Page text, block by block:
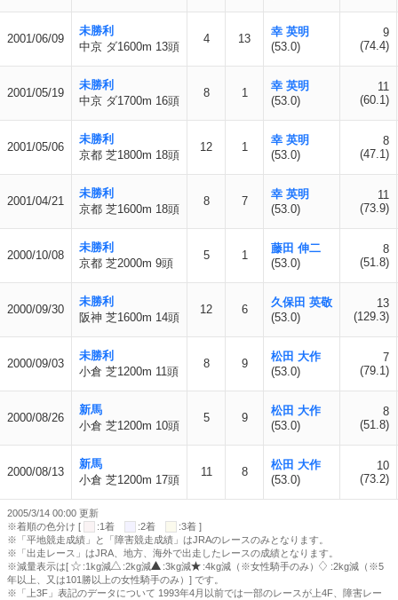
2001/06/09
未勝利
中京 ダ1600m 13頭
4 13
幸 英明
(53.0)
9
(74.4)
2001/05/19
未勝利
中京 ダ1700m 16頭
8 1
幸 英明
(53.0)
11
(60.1)
2001/05/06
未勝利
京都 芝1800m 18頭
12 1
幸 英明
(53.0)
8
(47.1)
2001/04/21
未勝利
京都 芝1600m 18頭
8 7
幸 英明
(53.0)
11
(73.9)
2000/10/08
未勝利
京都 芝2000m 9頭
5 1
藤田 伸二
(53.0)
8
(51.8)
2000/09/30
未勝利
阪神 芝1600m 14頭
12 6
久保田 英敬
(53.0)
13
(129.3)
2000/09/03
未勝利
小倉 芝1200m 11頭
8 9
松田 大作
(53.0)
7
(79.1)
2000/08/26
新馬
小倉 芝1200m 10頭
5 9
松田 大作
(53.0)
8
(51.8)
2000/08/13
新馬
小倉 芝1200m 17頭
11 8
松田 大作
(53.0)
10
(73.2)
2005/3/14 00:00 更新
※着順の色分け [
:1着 :2着
:3着 ]
※「平地競走成績」と「障害競走成績」はJRAのレースのみとなります。
※「出走レース」はJRA、地方、海外で出走したレースの成績となります。
※減量表示は[
:1kg減 :2kg減 :3kg減 :4kg減（※女性騎手のみ）
:2kg減（※5
年以上、又は101勝以上の女性騎手のみ）] です。
※「上3F」表記のデータについて 1993年4月以前では一部のレースが上4F、障害レー